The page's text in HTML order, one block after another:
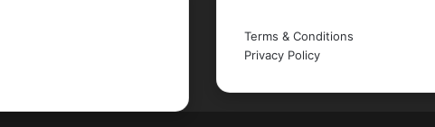
Terms & Conditions
Privacy Policy